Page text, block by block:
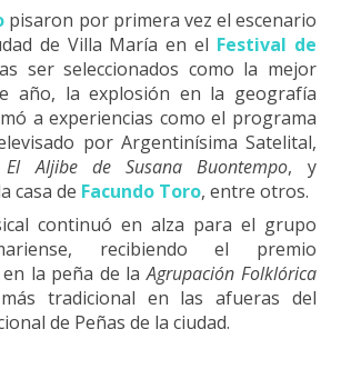
pisaron por primera vez el escenario
de Villa María en el Festival de
ser seleccionados como la mejor
año, la explosión en la geografía
a experiencias como el programa
por Argentinísima Satelital,
El Aljibe de Susana Buontempo, y
casa de Facundo Toro, entre otros.
continuó en alza para el grupo
recibiendo el premio
en la peña de laAgrupación Folklórica
tradicional en las afueras del
de Peñas de la ciudad.